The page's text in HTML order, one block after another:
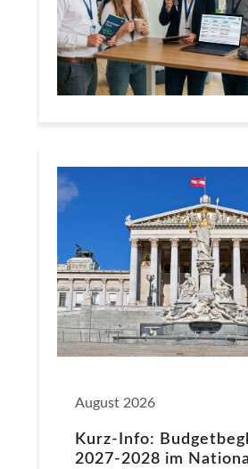
August 2026
Kurz-Info:
2027-2028 im